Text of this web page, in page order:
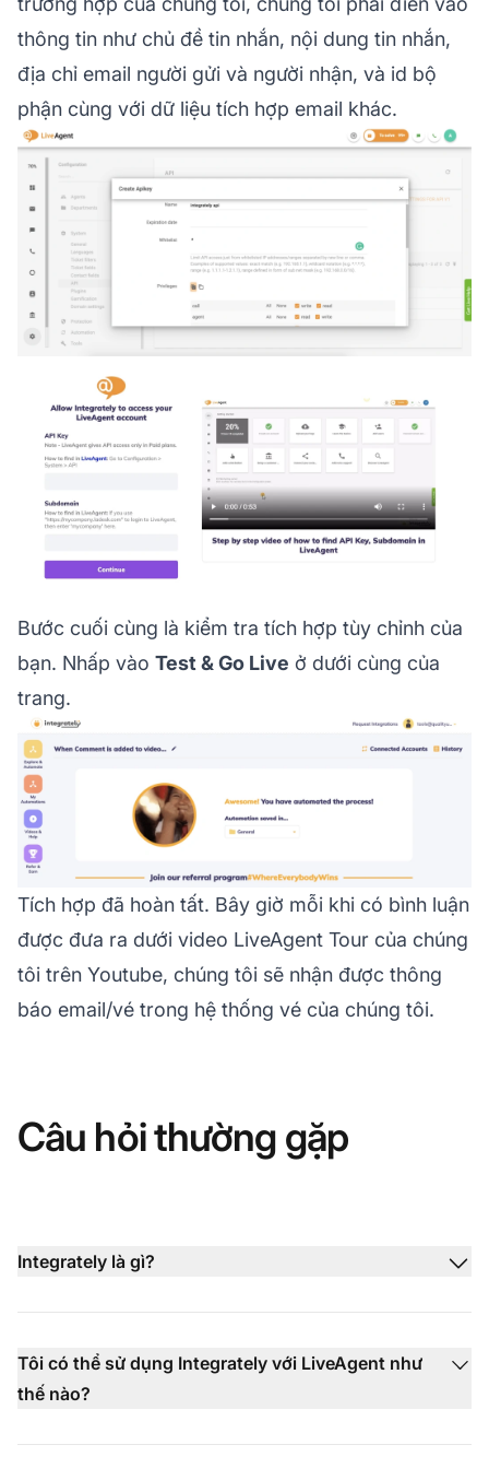
thông tin như chủ đề tin nhắn, nội dung tin nhắn,
địa chỉ email người gửi và người nhận, và id bộ
phận cùng với dữ liệu tích hợp email khác.
Bước cuối cùng là kiểm tra tích hợp tùy chỉnh của
bạn. Nhấp vào Test & Go Live ở dưới cùng của
trang.
Tích hợp đã hoàn tất. Bây giờ mỗi khi có bình luận
được đưa ra dưới video LiveAgent Tour của chúng
tôi trên Youtube, chúng tôi sẽ nhận được thông
báo email/vé trong hệ thống vé của chúng tôi.
Câu hỏi thường gặp
Integrately là gì?
Tôi có thể sử dụng Integrately với LiveAgent như
thế nào?